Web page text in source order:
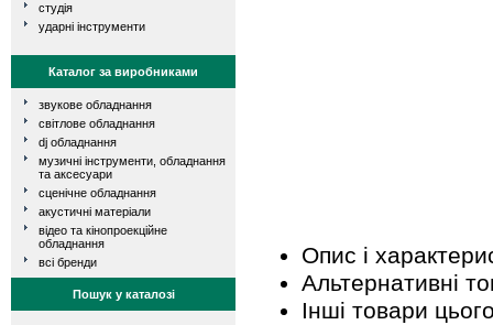
студія
ударні інструменти
Каталог за виробниками
звукове обладнання
світлове обладнання
dj обладнання
музичні інструменти, обладнання
та аксесуари
сценічне обладнання
акустичні матеріали
відео та кінопроекційне
обладнання
всі бренди
Пошук у каталозі
Опис і
Альтернативні
Інші товари